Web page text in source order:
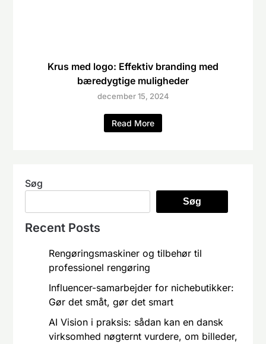
Krus med logo: Effektiv branding med
bæredygtige muligheder
december 15, 2024
Read More
Søg
Søg
Recent Posts
Rengøringsmaskiner og tilbehør til
professionel rengøring
Influencer-samarbejder for nichebutikker:
Gør det småt, gør det smart
AI Vision i praksis: sådan kan en dansk
virksomhed nøgternt vurdere, om billeder,